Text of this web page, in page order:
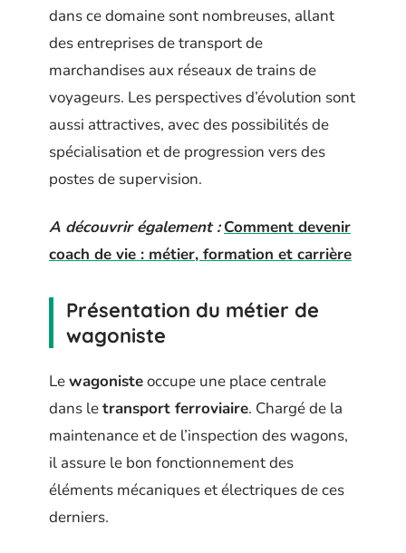
dans ce domaine sont nombreuses, allant
des entreprises de transport de
marchandises aux réseaux de trains de
voyageurs. Les perspectives d’évolution sont
aussi attractives, avec des possibilités de
spécialisation et de progression vers des
postes de supervision.
A découvrir également : Comment devenir
coach de vie : métier, formation et carrière
Présentation du métier de
wagoniste
Lewagonisteoccupe une place centrale
dans letransport ferroviaire. Chargé de la
maintenance et de l’inspection des wagons,
il assure le bon fonctionnement des
éléments mécaniques et électriques de ces
derniers.